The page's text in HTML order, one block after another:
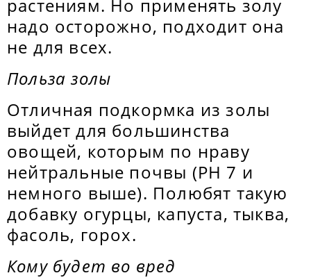
растениям. Но применять золу
надо осторожно, подходит она
не для всех.
Польза золы
Отличная подкормка из золы
выйдет для большинства
овощей, которым по нраву
нейтральные почвы (РН 7 и
немного выше). Полюбят такую
добавку огурцы, капуста, тыква,
фасоль, горох.
Кому будет во вред